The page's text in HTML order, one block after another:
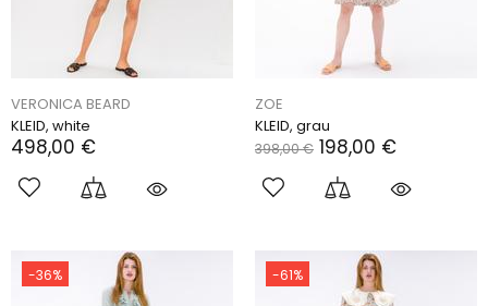
VERONICA BEARD
KLEID, white
498,00 €
ZOE
KLEID, grau
398,00 € 198,00 €
-36% -61%